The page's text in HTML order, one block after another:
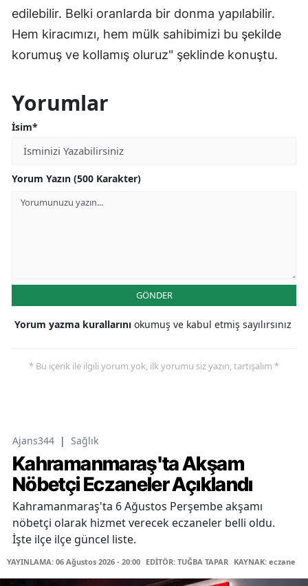
edilebilir. Belki oranlarda bir donma yapılabilir.
Hem kiracımızı, hem mülk sahibimizi bu şekilde
korumuş ve kollamış oluruz" şeklinde konuştu.
Yorumlar
İsim*
Yorum Yazın (500 Karakter)
GÖNDER
Yorum yazma kurallarını okumuş ve kabul etmiş sayılırsınız
* Bu içerik ile ilgili yorum yok, ilk yorumu siz yazın, tartışalım *
Ajans344 | Sağlık
Kahramanmaraş'ta Akşam
Nöbetçi Eczaneler Açıklandı
Kahramanmaraş'ta 6 Ağustos Perşembe akşamı
nöbetçi olarak hizmet verecek eczaneler belli oldu.
İşte ilçe ilçe güncel liste.
YAYINLAMA: 06 Ağustos 2026 - 20:00 EDİTÖR: TUĞBA TAPAR KAYNAK: eczane